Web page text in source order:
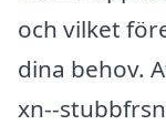
och vilket
dina behov.
xn--